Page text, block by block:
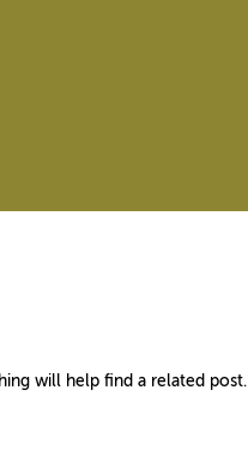
will help find a related post.